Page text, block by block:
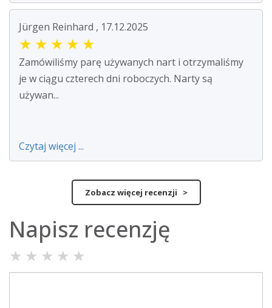
Jürgen Reinhard , 17.12.2025
★ ★ ★ ★ ★
Zamówiliśmy parę używanych nart i otrzymaliśmy
je w ciągu czterech dni roboczych. Narty są
używan...
Czytaj więcej ...
Zobacz więcej recenzji >
Napisz recenzję
★ ★ ★ ★ ★